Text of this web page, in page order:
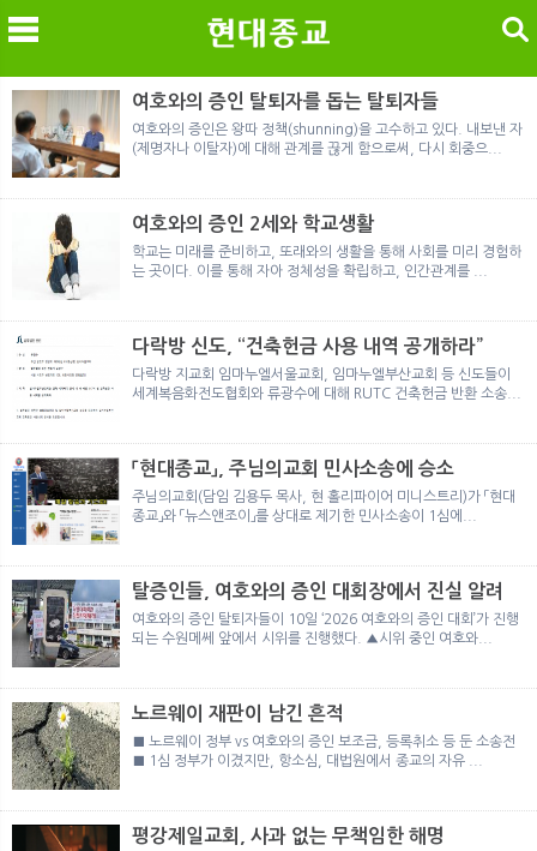
메 검
여호와의 증인 탈퇴자를 돕는 탈퇴자들
여호와의 증인은 왕따 정책(shunning)을 고수하고 있다. 내보낸 자
(제명자나 이탈자)에 대해 관계를 끊게 함으로써, 다시 회중으...
여호와의 증인 2세와 학교생활
학교는 미래를 준비하고, 또래와의 생활을 통해 사회를 미리 경험하
는 곳이다. 이를 통해 자아 정체성을 확립하고, 인간관계를 ...
다락방 신도, “건축헌금 사용 내역 공개하라”
다락방 지교회 임마누엘서울교회, 임마누엘부산교회 등 신도들이
세계복음화전도협회와 류광수에 대해 RUTC 건축헌금 반환 소송...
「현대종교」, 주님의교회 민사소송에 승소
주님의교회(담임 김용두 목사, 현 홀리파이어 미니스트리)가 「현대
종교」와 「뉴스앤조이」를 상대로 제기한 민사소송이 1심에...
탈증인들, 여호와의 증인 대회장에서 진실 알려
여호와의 증인 탈퇴자들이 10일 ‘2026 여호와의 증인 대회’가 진행
되는 수원메쎄 앞에서 시위를 진행했다. ▲시위 중인 여호와...
노르웨이 재판이 남긴 흔적
■ 노르웨이 정부 vs 여호와의 증인 보조금, 등록취소 등 둔 소송전
■ 1심 정부가 이겼지만, 항소심, 대법원에서 종교의 자유 ...
평강제일교회, 사과 없는 무책임한 해명